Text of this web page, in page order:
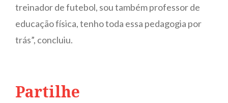
treinador de futebol, sou também professor de
educação física, tenho toda essa pedagogia por
trás”, concluiu.
Partilhe